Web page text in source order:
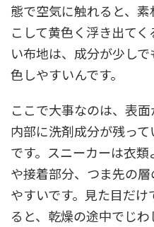
態で空気に触れると、
こして黄色く浮き出て
い布地は、成分が少し
色しやすいんです。
ここで大事なのは、表面
内部に洗剤成分が残っ
です。スニーカーは衣
や接着部分、つま先の
やすいです。見た目だ
ると、乾燥の途中でじ